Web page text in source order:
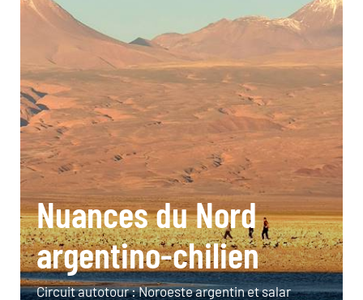
Nuances du Nord
argentino-chilien
Circuit autotour : Noroeste argentin et salar